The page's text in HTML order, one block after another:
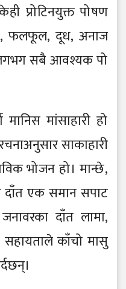
प्रो टिनयुक्त पो षण
फलफूल, दूध, अनाज
सबै आवश्यक पो
मानिस मांसाहारी हो
साकाहारी
भो जन हो । मान्छे ,
दाँत एक समान सपाट
दाँत लामा,
काँचो मासु